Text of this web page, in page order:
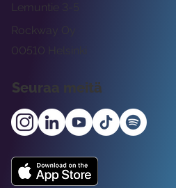
Rockway Oy
Lemuntie 3-5
00510 Helsinki
Seuraa meitä